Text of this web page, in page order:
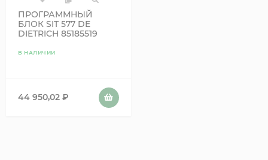
ПРОГРАММНЫЙ
БЛОК SIT 577 DE
DIETRICH 85185519
В НАЛИЧИИ
44 950,02 ₽